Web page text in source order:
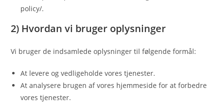
policy/.
2) Hvordan vi bruger oplysninger
Vi bruger de indsamlede oplysninger til følgende formål:
At levere og vedligeholde vores tjenester.
At analysere brugen af vores hjemmeside for at forbedre
vores tjenester.